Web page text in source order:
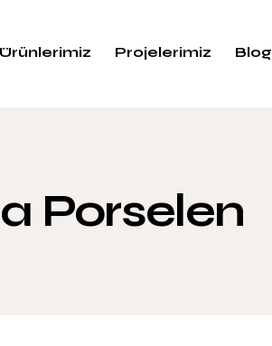
Ürünlerimiz Projelerimiz Blog
Porselen